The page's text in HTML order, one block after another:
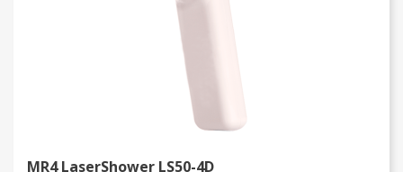
MR4 LaserShower LS50-4D